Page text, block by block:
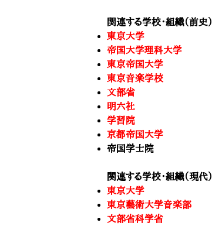
関連する学校・組織（前史）
東京大学
帝国大学理科大学
東京帝国大学
東京音楽学校
文部省
明六社
学習院
京都帝国大学
帝国学士院
関連する学校・組織（現代）
東京大学
東京藝術大学音楽部
文部省科学省